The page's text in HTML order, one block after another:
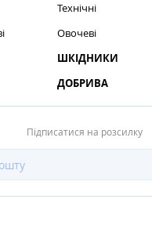
Технічні
Овочеві
ШКІДНИКИ
ДОБРИВА
Підписатися на розсилку